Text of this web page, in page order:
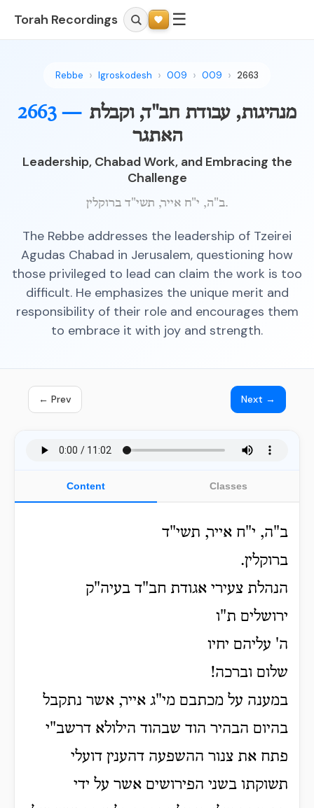
Torah Recordings ☰
Rebbe Igroskodesh 009 009 2663
2663 — מנהיגות, עבודת חב"ד, וקבלת
האתגר
Leadership, Chabad Work, and Embracing the
Challenge
ב"ה, י"ח אייר, תשי"ד ברוקלין.
The Rebbe addresses the leadership of Tzeirei
Agudas Chabad in Jerusalem, questioning how
those privileged to lead can claim the work is too
difficult. He emphasizes the unique merit and
responsibility of their role and encourages them
to embrace it with joy and strength.
← Prev Next →
Content Classes
ב"ה, י"ח אייר, תשי"ד
ברוקלין.
הנהלת צעירי אגודת חב"ד בעיה"ק
ירושלים ת"ו
ה' עליהם יחיו
שלום וברכה!
במענה על מכתבם מי"ג אייר, אשר נתקבל
בהיום הבהיר הוד שבהוד הילולא דרשב"י
פתח את צנור ההשפעה דהענין דועלי
תשוקתו בשני הפירושים אשר על ידי